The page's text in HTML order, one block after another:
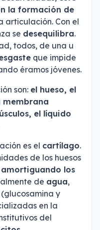
la formación de
articulación. Con el
se desequilibra.
todos, de una u
que impide
éramos jóvenes.
son: el hueso, el
membrana
el líquido
es el cartílago.
de los huesos
amortiguando los
de agua,
(glucosamina y
en la
del